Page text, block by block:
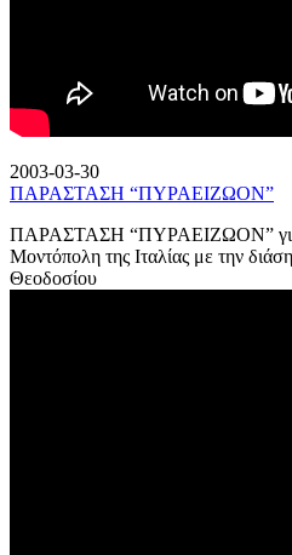
2003-03-30
ΠΑΡΑΣΤΑΣΗ “ΠΥΡΑΕΙΖΩΟΝ”
ΠΑΡΑΣΤΑΣΗ “ΠΥΡΑΕΙΖΩΟΝ” για
Μοντόπολη της Ιταλίας με την
Θεοδοσίου